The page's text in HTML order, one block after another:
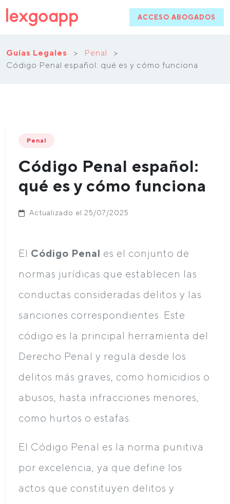
ACCESO ABOGADOS
Guías Legales > Penal
>
Código Penal español: qué es y cómo funciona
Penal
Código Penal español:
qué es y cómo funciona
Actualizado el 25/07/2025
El Código Penal es el conjunto de
normas jurídicas que establecen las
conductas consideradas delitos y las
sanciones correspondientes. Este
código es la principal herramienta del
Derecho Penal y regula desde los
delitos más graves, como homicidios o
abusos, hasta infracciones menores,
como hurtos o estafas.
El Código Penal es la norma punitiva
por excelencia, ya que define los
actos que constituyen delitos y